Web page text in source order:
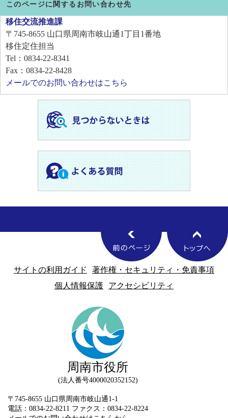
このページに関するお問い合わせ先
移住交流推進課
〒745-8655 山口県周南市岐山通1丁目1番地
移住定住担当
Tel：0834-22-8341
Fax：0834-22-8428
メールでのお問い合わせはこちら
サイトの利用ガイド
著作権・セキュリティ・免責事項
個人情報保護
アクセシビリティ
周南市役所
法人番号4000020352152
〒745-8655 山口県周南市岐山通1-1
電話：0834-22-8211 ファクス：0834-22-8224